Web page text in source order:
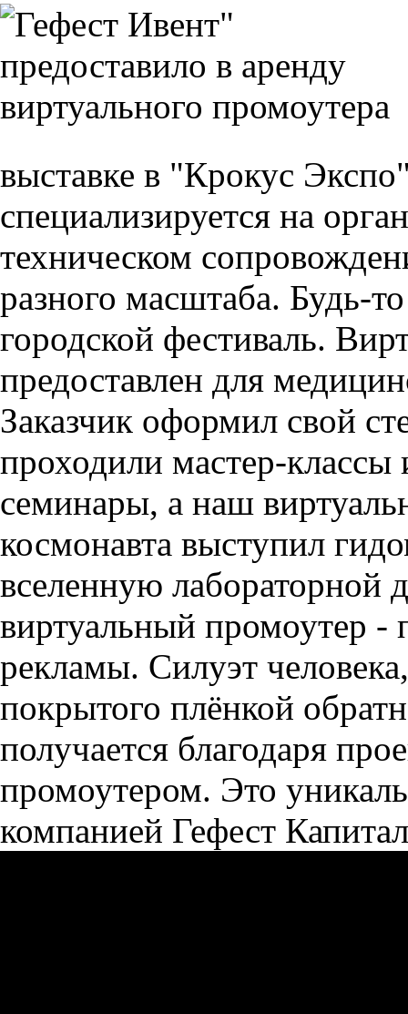
выставке в "Крокус
специализируется на
техническом
разного масштаба. Будь-
городской фестиваль.
предоставлен для
Заказчик оформил свой
проходили мастер-классы
семинары, а наш
космонавта выступил
вселенную лабораторной
виртуальный промоутер -
рекламы. Силуэт
покрытого плёнкой
получается благодаря
промоутером. Это
компанией Гефест Капитал